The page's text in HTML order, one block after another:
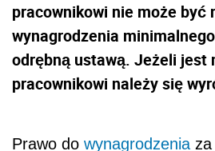
pracownikowi nie może być
wynagrodzenia
odrębną ustawą. Jeżeli jest
pracownikowi należy się
Prawo do wynagrodzenia